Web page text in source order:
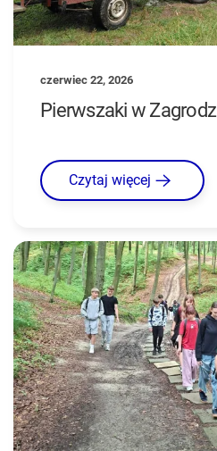
czerwiec 22, 2026
Pierwszaki w
Czytaj więcej